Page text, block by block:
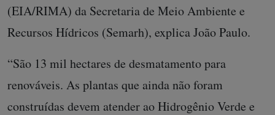
(EIA/RIMA) da Secretaria de Meio Ambiente e
Recursos Hídricos (Semarh), explica João Paulo.
“São 13 mil hectares de desmatamento para
renováveis. As plantas que ainda não foram
construídas devem atender ao Hidrogênio Verde e